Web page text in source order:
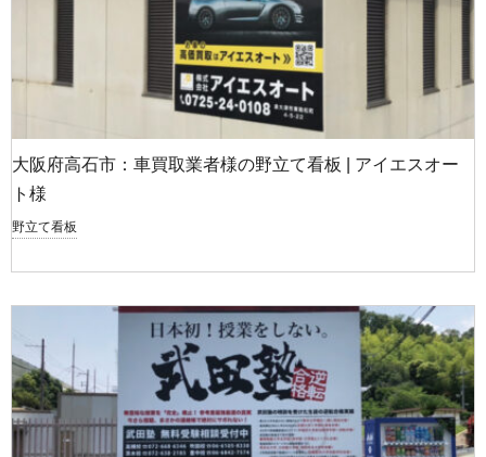
大阪府高石市：車買取業者様の野立て看板 | アイエスオー
ト様
野立て看板